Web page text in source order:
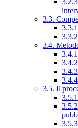
3.3.
3.4.
3.5. Il